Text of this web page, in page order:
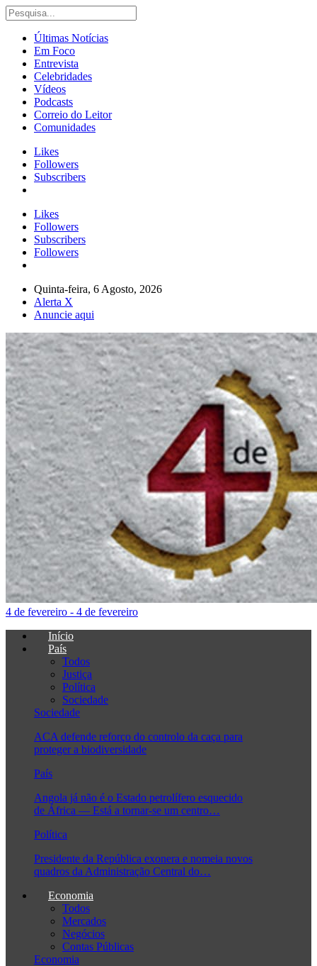
Últimas Notícias
Em Foco
Entrevista
Celebridades
Vídeos
Podcasts
Correio do Leitor
Comunidades
Likes
Followers
Subscribers
Likes
Followers
Subscribers
Followers
Quinta-feira, 6 Agosto, 2026
Alerta X
Anuncie aqui
4 de fevereiro - 4 de fevereiro
Início
País
Todos
Justiça
Política
Sociedade
Sociedade
ACA defende reforço do controlo da caça para
proteger a biodiversidade
País
Angola já não é o Estado petrolífero esquecido
de África — Está a tornar-se um centro…
Política
Presidente da República exonera e nomeia novos
quadros da Administração Central do…
Economia
Todos
Mercados
Negócios
Contas Públicas
Economia